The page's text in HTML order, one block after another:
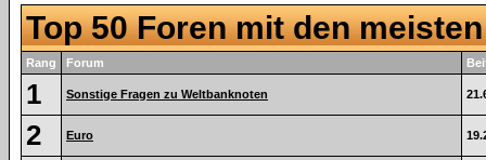
Top 50 Foren mit den
Rang Forum
1 Sonstige Fragen zu Weltbanknoten
2 Euro